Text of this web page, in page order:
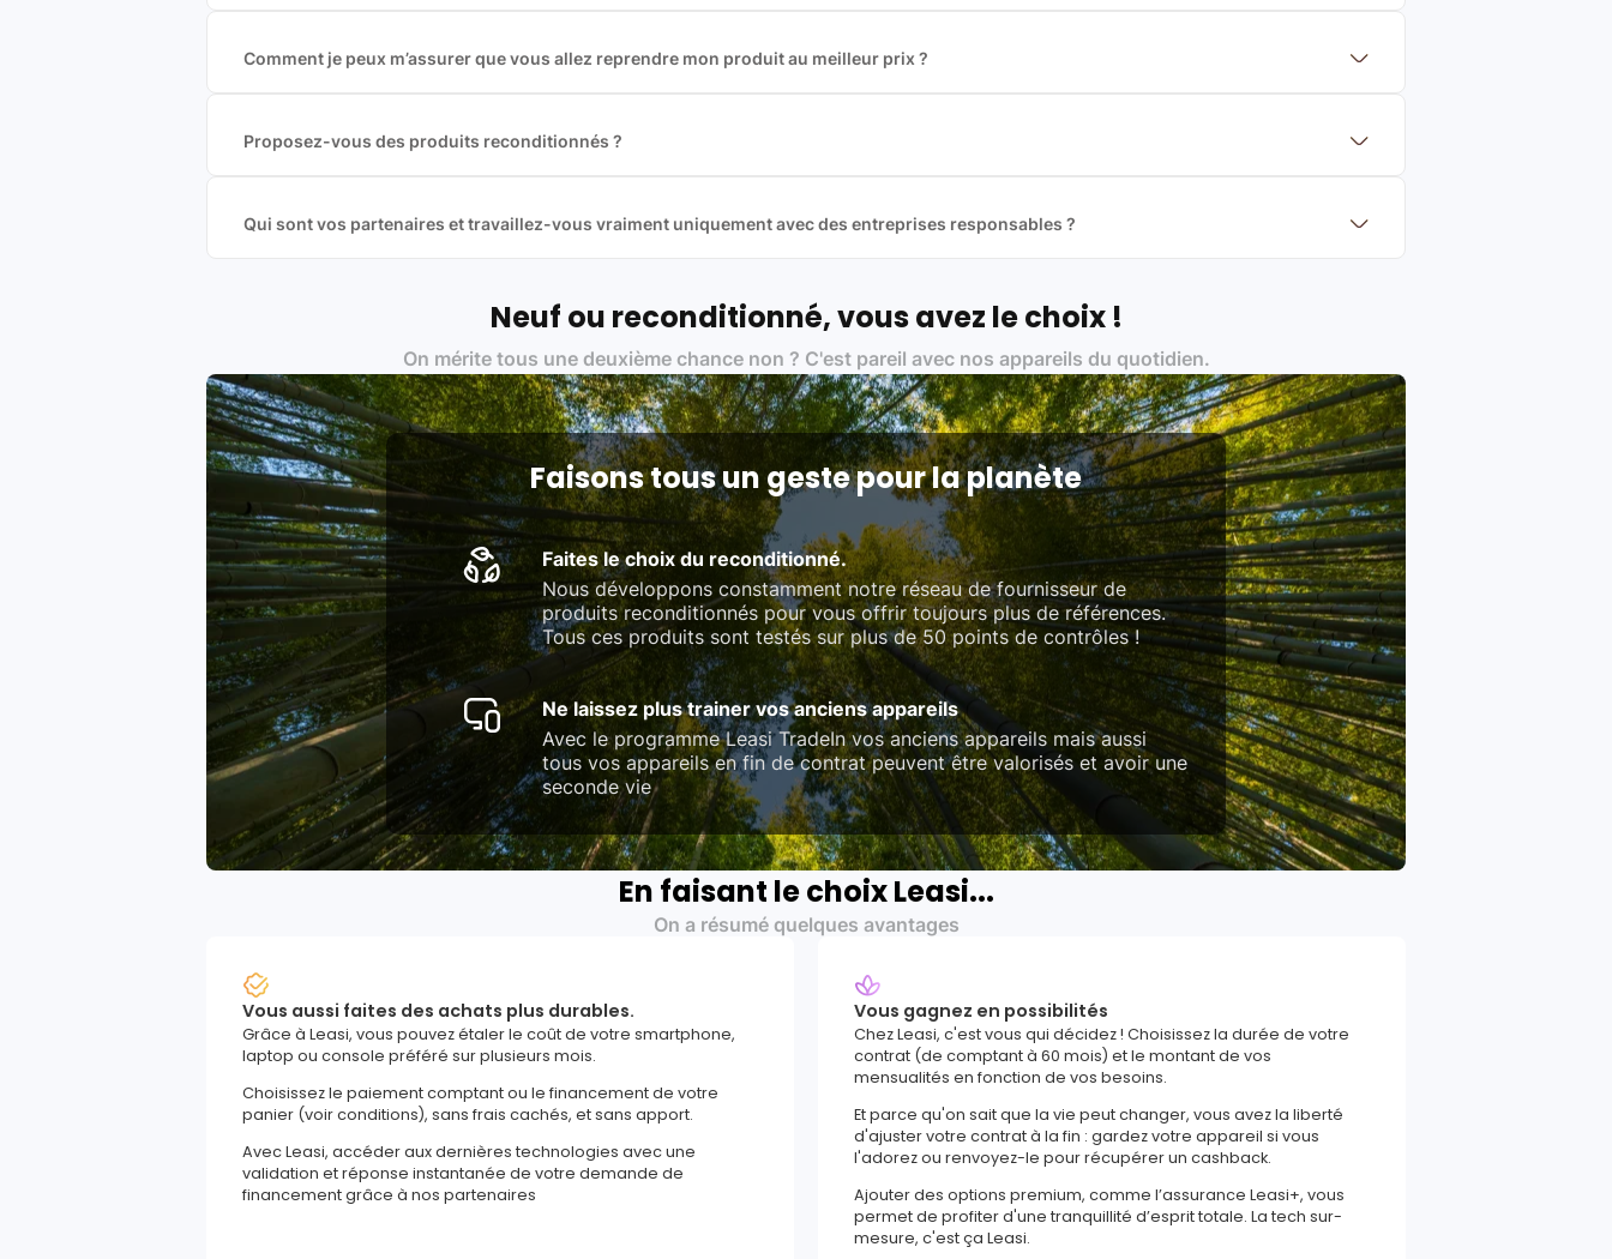
Comment je peux m’assurer que vous allez reprendre mon produit au meilleur prix ?
Proposez-vous des produits reconditionnés ?
Qui sont vos partenaires et travaillez-vous vraiment uniquement avec des entreprises responsables ?
Labels environnementaux & qualité de nos partenaires :
Produits testés et vérifiés selon des standards rigoureux (80 à 100 points de contrôle en fonction des produits)
Respect des normes RAEE, RoHS, et du référentiel QualiRepar (bonus réparation)
Neuf ou reconditionné, vous avez le choix !
On mérite tous une deuxième chance non ? C'est pareil avec nos appareils du quotidien.
Faisons tous un geste pour la planète
Faites le choix du reconditionné.
Nous développons constamment notre réseau de fournisseur de
produits reconditionnés pour vous offrir toujours plus de références.
Tous ces produits sont testés sur plus de 50 points de contrôles !
Ne laissez plus trainer vos anciens appareils
Avec le programme Leasi TradeIn vos anciens appareils mais aussi
tous vos appareils en fin de contrat peuvent être valorisés et avoir une
seconde vie
En faisant le choix Leasi...
On a résumé quelques avantages
Vous aussi faites des achats plus durables.
Grâce à Leasi, vous pouvez étaler le coût de votre smartphone,
laptop ou console préféré sur plusieurs mois.
Choisissez le paiement comptant ou le financement de votre
panier (voir conditions), sans frais cachés, et sans apport.
Avec Leasi, accéder aux dernières technologies avec une
validation et réponse instantanée de votre demande de
financement grâce à nos partenaires
Vous gagnez en possibilités
Chez Leasi, c'est vous qui décidez ! Choisissez la durée de votre
contrat (de comptant à 60 mois) et le montant de vos
mensualités en fonction de vos besoins.
Et parce qu'on sait que la vie peut changer, vous avez la liberté
d'ajuster votre contrat à la fin : gardez votre appareil si vous
l'adorez ou renvoyez-le pour récupérer un cashback.
Ajouter des options premium, comme l’assurance Leasi+, vous
permet de profiter d'une tranquillité d’esprit totale. La tech sur-
mesure, c'est ça Leasi.